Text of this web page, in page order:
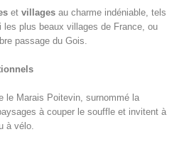
et villages au charme indéniable, tels
les plus beaux villages de France, ou
passage du Gois.
le Marais Poitevin, surnommé la
à couper le souffle et invitent à
à vélo.